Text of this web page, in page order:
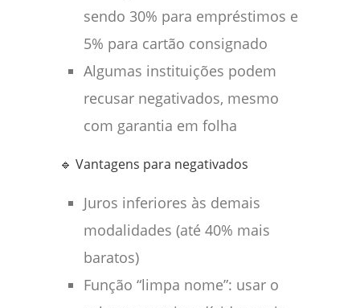
sendo 30% para empréstimos e
5% para cartão consignado
Algumas instituições podem
recusar negativados, mesmo
com garantia em folha
🔹 Vantagens para negativados
Juros inferiores às demais
modalidades (até 40% mais
baratos)
Função “limpa nome”: usar o